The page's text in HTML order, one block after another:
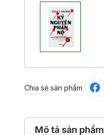
Chia sẻ sản phẩm
Mô tả sản phẩm